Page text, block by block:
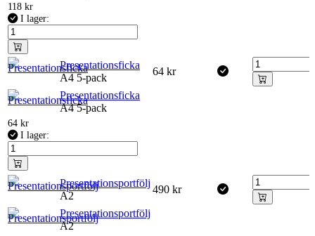
118 kr
I lager:
Presentationsficka
A4 5-pack
64 kr
Presentationsficka
A4 5-pack
64 kr
I lager:
Presentationsportfölj
A2
490 kr
Presentationsportfölj
A2